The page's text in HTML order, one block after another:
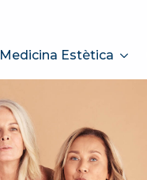
Medicina Estètica